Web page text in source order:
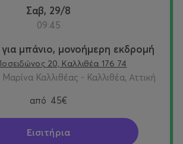
photos.
ship along the Athenian Riviera at
atmosphere comes alive with the
and the beats of handmade
of fun, creating the perfect
and euphoria. Soft drinks, soft
included. Optional: Alcoholic
Σαβ, 29/8
09:45
μπάνιο, μονοήμερη εκδρομή
20, Καλλιθέα 176 74
Καλλιθέας - Καλλιθέα, Αττική
από 45€
Εισιτήρια